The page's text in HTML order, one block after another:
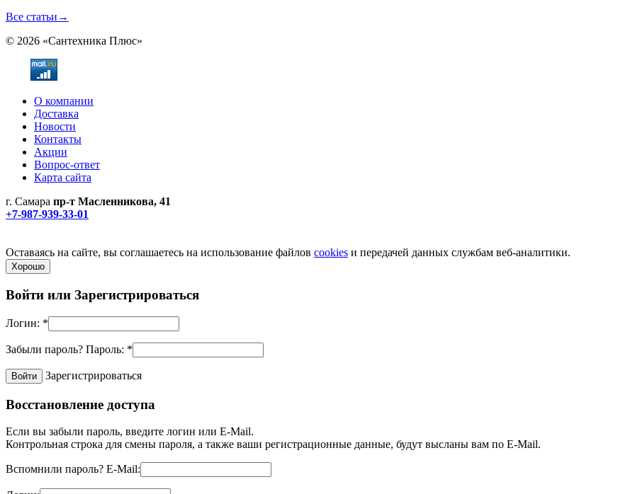
Все статьи →
© 2026 «Сантехника Плюс»
О компании
Доставка
Новости
Контакты
Акции
Вопрос-ответ
Карта сайта
г. Самара пр-т Масленникова, 41
+7-987-939-33-01
Оставаясь на сайте, вы соглашаетесь на использование файлов cookies и передачей данных службам веб-аналитики.
Хорошо
Войти или Зарегистрироваться
Логин: *
Забыли пароль? Пароль: *
Зарегистрироваться
Восстановление доступа
Если вы забыли пароль, введите логин или E-Mail.
Контрольная строка для смены пароля, а также ваши регистрационные данные, будут высланы вам по E-Mail.
Вспомнили пароль? E-Mail: